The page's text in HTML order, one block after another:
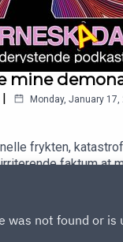
mine
| Monday, January 17,
frykten,
faktum at